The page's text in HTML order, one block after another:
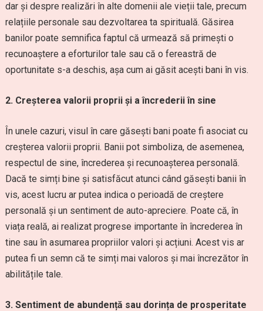
dar și despre realizări în alte domenii ale vieții tale, precum
relațiile personale sau dezvoltarea ta spirituală. Găsirea
banilor poate semnifica faptul că urmează să primești o
recunoaștere a eforturilor tale sau că o fereastră de
oportunitate s-a deschis, așa cum ai găsit acești bani în vis.
2. Creșterea valorii proprii și a încrederii în sine
În unele cazuri, visul în care găsești bani poate fi asociat cu
creșterea valorii proprii. Banii pot simboliza, de asemenea,
respectul de sine, încrederea și recunoașterea personală.
Dacă te simți bine și satisfăcut atunci când găsești banii în
vis, acest lucru ar putea indica o perioadă de creștere
personală și un sentiment de auto-apreciere. Poate că, în
viața reală, ai realizat progrese importante în încrederea în
tine sau în asumarea propriilor valori și acțiuni. Acest vis ar
putea fi un semn că te simți mai valoros și mai încrezător în
abilitățile tale.
3. Sentiment de abundență sau dorința de prosperitate